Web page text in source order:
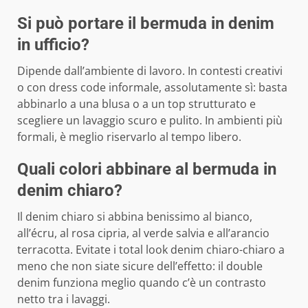
Si può portare il bermuda in denim
in ufficio?
Dipende dall’ambiente di lavoro. In contesti creativi
o con dress code informale, assolutamente sì: basta
abbinarlo a una blusa o a un top strutturato e
scegliere un lavaggio scuro e pulito. In ambienti più
formali, è meglio riservarlo al tempo libero.
Quali colori abbinare al bermuda in
denim chiaro?
Il denim chiaro si abbina benissimo al bianco,
all’écru, al rosa cipria, al verde salvia e all’arancio
terracotta. Evitate i total look denim chiaro-chiaro a
meno che non siate sicure dell’effetto: il double
denim funziona meglio quando c’è un contrasto
netto tra i lavaggi.